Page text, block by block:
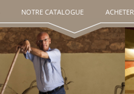
NOTRE CATALOGUE